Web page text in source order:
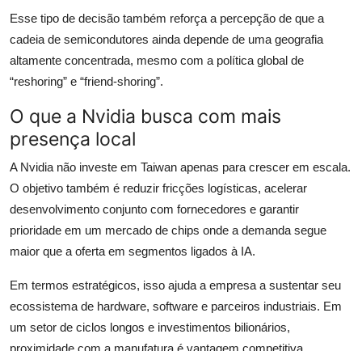
Esse tipo de decisão também reforça a percepção de que a
cadeia de semicondutores ainda depende de uma geografia
altamente concentrada, mesmo com a política global de
“reshoring” e “friend-shoring”.
O que a Nvidia busca com mais
presença local
A Nvidia não investe em Taiwan apenas para crescer em escala.
O objetivo também é reduzir fricções logísticas, acelerar
desenvolvimento conjunto com fornecedores e garantir
prioridade em um mercado de chips onde a demanda segue
maior que a oferta em segmentos ligados à IA.
Em termos estratégicos, isso ajuda a empresa a sustentar seu
ecossistema de hardware, software e parceiros industriais. Em
um setor de ciclos longos e investimentos bilionários,